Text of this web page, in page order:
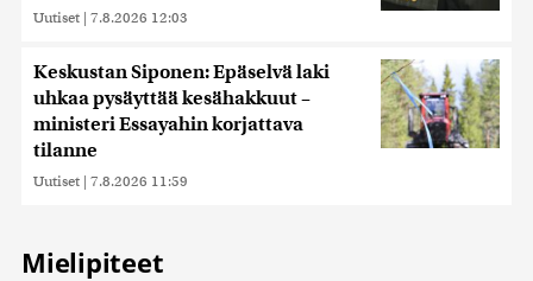
Uutiset | 7.8.2026 12:03
Keskustan Siponen: Epäselvä laki
uhkaa pysäyttää kesähakkuut –
ministeri Essayahin korjattava
tilanne
Uutiset | 7.8.2026 11:59
Mielipiteet